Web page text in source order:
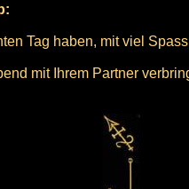
Tag haben, mit viel
mit Ihrem Partner